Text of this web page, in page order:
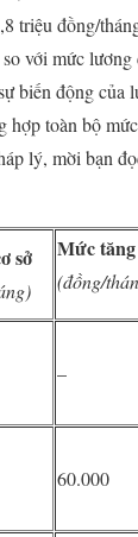
triệu đồng/
với mức lương
biến động của
hợp toàn bộ
lý, mời bạn
sở Mức tăng
(đồng/
–
60.000